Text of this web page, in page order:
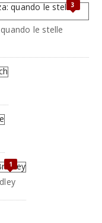
3
le stelle
1